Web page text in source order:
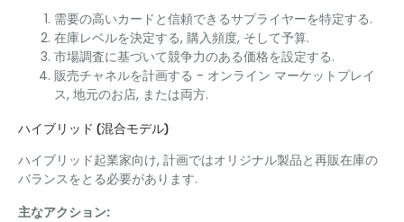
需要の高いカードと信頼できるサプライヤーを特定する.
在庫レベルを決定する, 購入頻度, そして予算.
市場調査に基づいて競争力のある価格を設定する.
販売チャネルを計画する - オンライン マーケットプレイ
ス, 地元のお店, または両方.
ハイブリッド (混合モデル)
ハイブリッド起業家向け, 計画ではオリジナル製品と再販在庫の
バランスをとる必要があります.
主なアクション: